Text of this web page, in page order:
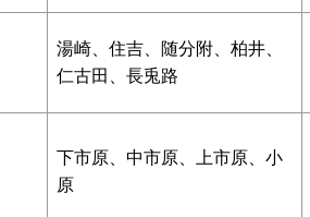
湯崎、住吉、随分附、柏井、
仁古田、長兎路
下市原、中市原、上市原、小
原